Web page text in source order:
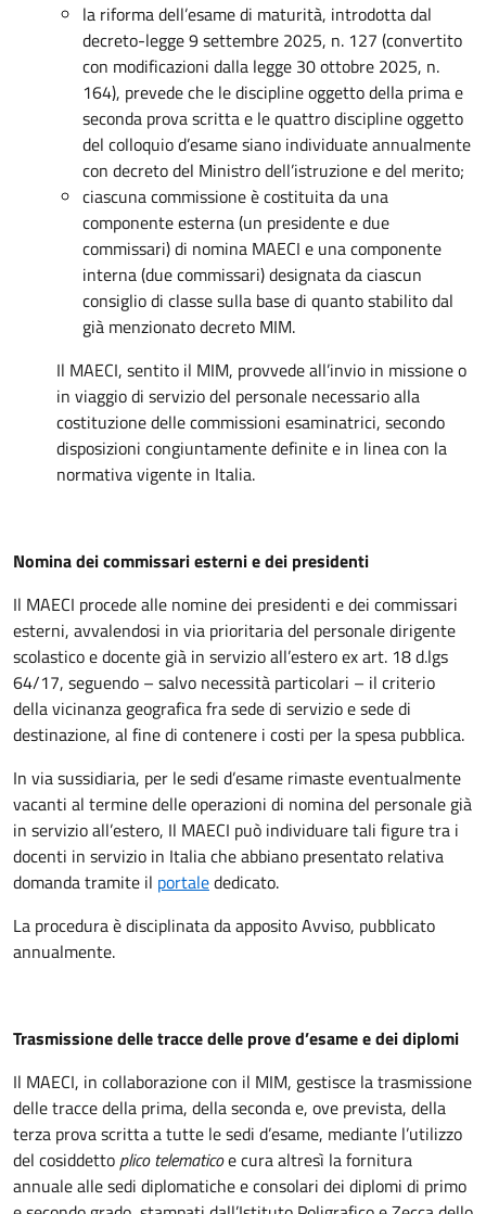
la riforma dell’esame di maturità, introdotta dal
decreto-legge 9 settembre 2025, n. 127 (convertito
con modificazioni dalla legge 30 ottobre 2025, n.
164), prevede che le discipline oggetto della prima e
seconda prova scritta e le quattro discipline oggetto
del colloquio d’esame siano individuate annualmente
con decreto del Ministro dell’istruzione e del merito;
ciascuna commissione è costituita da una
componente esterna (un presidente e due
commissari) di nomina MAECI e una componente
interna (due commissari) designata da ciascun
consiglio di classe sulla base di quanto stabilito dal
già menzionato decreto MIM.
Il MAECI, sentito il MIM, provvede all’invio in missione o
in viaggio di servizio del personale necessario alla
costituzione delle commissioni esaminatrici, secondo
disposizioni congiuntamente definite e in linea con la
normativa vigente in Italia.
Nomina dei commissari esterni e dei presidenti
Il MAECI procede alle nomine dei presidenti e dei commissari
esterni, avvalendosi in via prioritaria del personale dirigente
scolastico e docente già in servizio all’estero ex art. 18 d.lgs
64/17, seguendo – salvo necessità particolari – il criterio
della vicinanza geografica fra sede di servizio e sede di
destinazione, al fine di contenere i costi per la spesa pubblica.
In via sussidiaria, per le sedi d’esame rimaste eventualmente
vacanti al termine delle operazioni di nomina del personale già
in servizio all’estero, Il MAECI può individuare tali figure tra i
docenti in servizio in Italia che abbiano presentato relativa
domanda tramite il portalededicato.
La procedura è disciplinata da apposito Avviso, pubblicato
annualmente.
Trasmissione delle tracce delle prove d’esame e dei diplomi
Il MAECI, in collaborazione con il MIM, gestisce la trasmissione
delle tracce della prima, della seconda e, ove prevista, della
terza prova scritta a tutte le sedi d’esame, mediante l’utilizzo
del cosiddetto plico telematicoe cura altresì la fornitura
annuale alle sedi diplomatiche e consolari dei diplomi di primo